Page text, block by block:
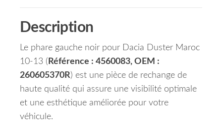
Description
Le phare gauche noir pour Dacia Duster Maroc
10-13 ( Référence : 4560083, OEM :
260605370R) est une pièce de rechange de
haute qualité qui assure une visibilité optimale
et une esthétique améliorée pour votre
véhicule.